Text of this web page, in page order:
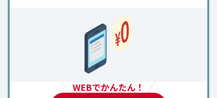
WEBでかんたん！